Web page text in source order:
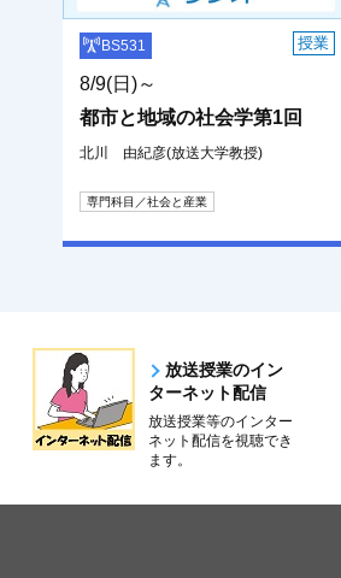
BS531 授業
8/9(日)～
都市と地域の社会学第1回
北川 由紀彦(放送大学教授)
専門科目／社会と産業
放送授業のイン
ターネット配信
放送授業等のインター
ネット配信を視聴でき
ます。